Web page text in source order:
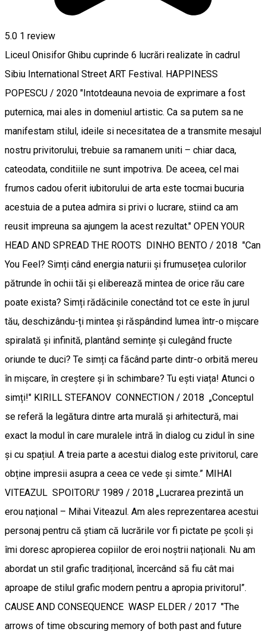
5.0 1 review
Liceul Onisifor Ghibu cuprinde 6 lucrări realizate în cadrul
Sibiu International Street ART Festival. HAPPINESS
POPESCU / 2020 "Intotdeauna nevoia de exprimare a fost
puternica, mai ales in domeniul artistic. Ca sa putem sa ne
manifestam stilul, ideile si necesitatea de a transmite mesajul
nostru privitorului, trebuie sa ramanem uniti – chiar daca,
cateodata, conditiile ne sunt impotriva. De aceea, cel mai
frumos cadou oferit iubitorului de arta este tocmai bucuria
acestuia de a putea admira si privi o lucrare, stiind ca am
reusit impreuna sa ajungem la acest rezultat." OPEN YOUR
HEAD AND SPREAD THE ROOTS DINHO BENTO / 2018 "Can
You Feel? Simți când energia naturii și frumusețea culorilor
pătrunde în ochii tăi și eliberează mintea de orice rău care
poate exista? Simți rădăcinile conectând tot ce este în jurul
tău, deschizându-ți mintea și răspândind lumea într-o mișcare
spiralată și infinită, plantând semințe și culegând fructe
oriunde te duci? Te simți ca făcând parte dintr-o orbită mereu
în mișcare, în creștere și în schimbare? Tu ești viața! Atunci o
simți!" KIRILL STEFANOV CONNECTION / 2018 „Conceptul
se referă la legătura dintre arta murală și arhitectură, mai
exact la modul în care muralele intră în dialog cu zidul în sine
și cu spațiul. A treia parte a acestui dialog este privitorul, care
obține impresii asupra a ceea ce vede și simte.” MIHAI
VITEAZUL SPOITORU' 1989 / 2018 „Lucrarea prezintă un
erou național – Mihai Viteazul. Am ales reprezentarea acestui
personaj pentru că știam că lucrările vor fi pictate pe școli și
îmi doresc apropierea copiilor de eroi noștrii naționali. Nu am
abordat un stil grafic tradițional, încercând să fiu cât mai
aproape de stilul grafic modern pentru a apropia privitorul”.
CAUSE AND CONSEQUENCE WASP ELDER / 2017 "The
arrows of time obscuring memory of both past and future